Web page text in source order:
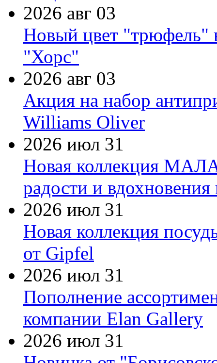
2026 авг 03
Новый цвет "трюфель"
"Хорс"
2026 авг 03
Акция на набор
Williams Oliver
2026 июл 31
Новая коллекция
радости и
2026 июл 31
Новая коллекция
от Gipfel
2026 июл 31
Пополнение
компании Elan Gallery
2026 июл 31